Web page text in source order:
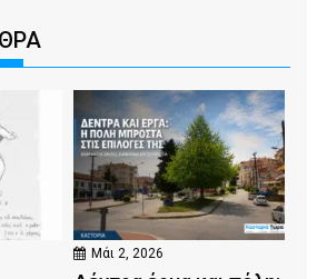
Μάι 2, 2026